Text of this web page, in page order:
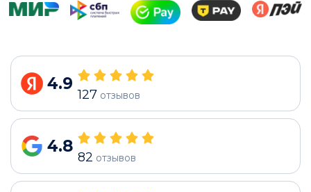
4.9
127 отзывов
4.8
82 отзывов